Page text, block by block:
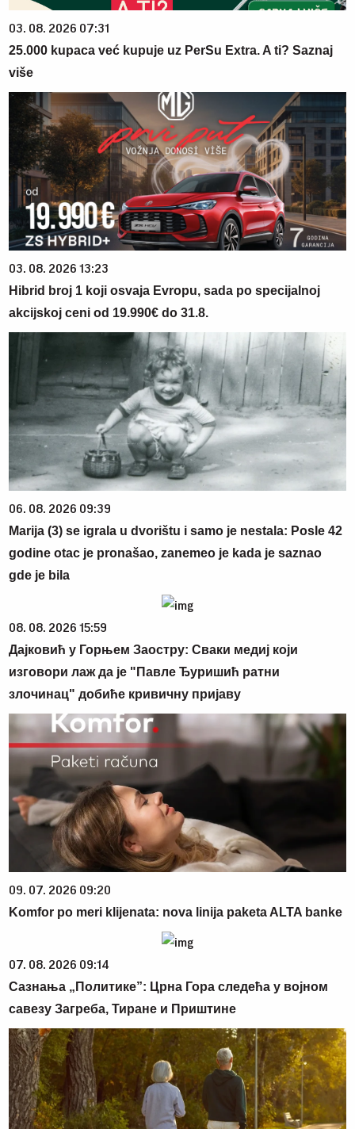
03. 08. 2026 07:31
25.000 kupaca već kupuje uz PerSu Extra. A ti? Saznaj
više
03. 08. 2026 13:23
Hibrid broj 1 koji osvaja Evropu, sada po specijalnoj
akcijskoj ceni od 19.990€ do 31.8.
06. 08. 2026 09:39
Marija (3) se igrala u dvorištu i samo je nestala: Posle 42
godine otac je pronašao, zanemeo je kada je saznao
gde je bila
08. 08. 2026 15:59
Дајковић у Горњем Заостру: Сваки медиј који
изговори лаж да је "Павле Ђуришић ратни
злочинац" добиће кривичну пријаву
09. 07. 2026 09:20
Komfor po meri klijenata: nova linija paketa ALTA banke
07. 08. 2026 09:14
Сазнања „Политике”: Црна Гора следећа у војном
савезу Загреба, Тиране и Приштине